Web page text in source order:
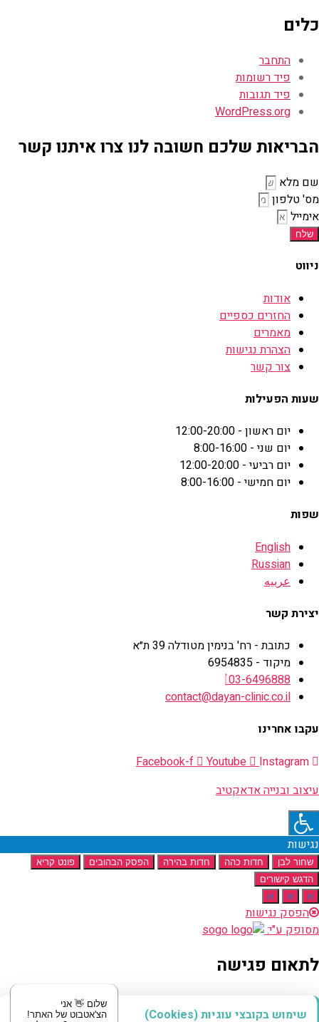
כלים
התחבר
פיד רשומות
פיד תגובות
WordPress.org
הבריאות שלכם חשובה לנו צרו איתנו קשר
שם מלא
מס' טלפון
אימייל
שלח
ניווט
אודות
החזרים כספיים
מאמרים
הצהרת נגישות
צור קשר
שעות הפעילות
יום ראשון - 12:00-20:00
יום שני - 8:00-16:00
יום רביעי - 12:00-20:00
יום חמישי - 8:00-16:00
שפות
English
Russian
عربيه
יצירת קשר
כתובת - רח' בנימין מטודלה 39 ת״א
מיקוד - 6954835
03-6496888
contact@dayan-clinic.co.il
עקבו אחרינו
Facebook-f
Youtube
Instagram
עיצוב ובנייה אדאקטיב
שימוש בקובצי עוגיות (Cookies)
נגישות
שחור לבן חדות כהה חדות בהירה הפסק הבהובים
פונט קריא
הדגש קישורים
א
א א
הפסק נגישות
מסופק ע"י:
לתאום פגישה
מוזמנים לשלוח לנו הודעה
שלום 👋 אני
הצ'אטבוט של האתר!